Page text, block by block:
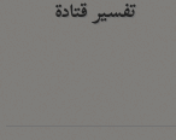
تفسير قتادة